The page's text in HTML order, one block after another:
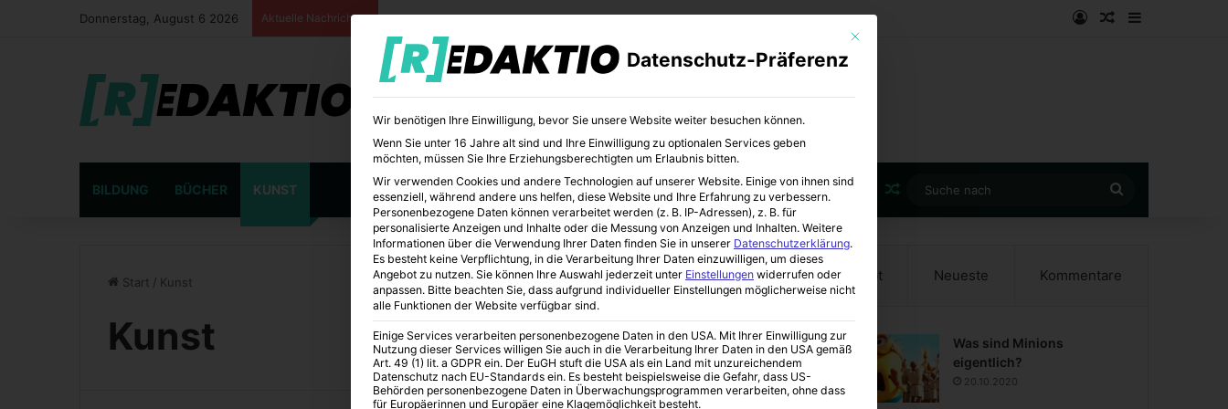
Donnerstag, August 6 2026 Aktuelle Nachrichten AnmeldenZufälliger
BILDUNG BÜCHER KUNST Zufälliger Artikel
nach
Start / Kunst
Kunst
Beliebt Neueste Kommentare
Was sind Minions
eigentlich?
20.10.2020
Mit diesem Button wird der Dialog geschlossen. Seine Funktionalität ist
Datenschutz-Präferenz
Wir benötigen Ihre Einwilligung, bevor Sie unsere Website weiter besuchen können.
Wenn Sie unter 16 Jahre alt sind und Ihre Einwilligung zu optionalen Services geben
möchten, müssen Sie Ihre Erziehungsberechtigten um Erlaubnis bitten.
Wir verwenden Cookies und andere Technologien auf unserer Website. Einige von ihnen sind
essenziell, während andere uns helfen, diese Website und Ihre Erfahrung zu verbessern.
Personenbezogene Daten können verarbeitet werden (z. B. IP-Adressen), z. B. für
personalisierte Anzeigen und Inhalte oder die Messung von Anzeigen und Inhalten. Weitere
Informationen über die Verwendung Ihrer Daten finden Sie in unserer Datenschutzerklärung.
Es besteht keine Verpflichtung, in die Verarbeitung Ihrer Daten einzuwilligen, um dieses
Angebot zu nutzen. Sie können Ihre Auswahl jederzeit unter Einstellungen widerrufen oder
anpassen. Bitte beachten Sie, dass aufgrund individueller Einstellungen möglicherweise nicht
alle Funktionen der Website verfügbar sind.
Einige Services verarbeiten personenbezogene Daten in den USA. Mit Ihrer Einwilligung zur
Nutzung dieser Services willigen Sie auch in die Verarbeitung Ihrer Daten in den USA gemäß
Art. 49 (1) lit. a GDPR ein. Der EuGH stuft die USA als ein Land mit unzureichendem
Datenschutz nach EU-Standards ein. Es besteht beispielsweise die Gefahr, dass US-
Behörden personenbezogene Daten in Überwachungsprogrammen verarbeiten, ohne dass
für Europäerinnen und Europäer eine Klagemöglichkeit besteht.